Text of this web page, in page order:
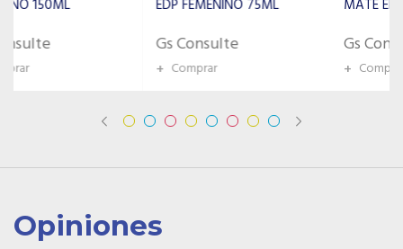
Gs Consulte
+
MATE EDP 100ML
Gs Consulte
+
Opiniones